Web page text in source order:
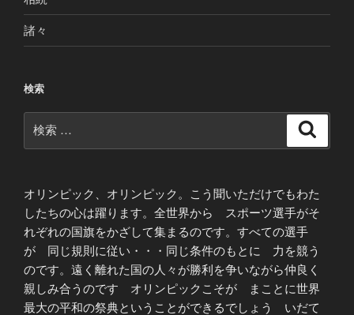
諸々
検索
索:
オリンピック、オリンピック。こう聞いただけでもわた
したちの心は躍ります。全世界から スポーツ選手がそ
れぞれの国旗をかざして集まるのです。すべての選手
が 同じ規則に従い・・・同じ条件のもとに 力を競う
のです。遠く離れた国の人々が勝利を争いながら仲良く
親しみ合うのです オリンピックこそが まことに世界
最大の平和の祭典ということができるでしょう いだて